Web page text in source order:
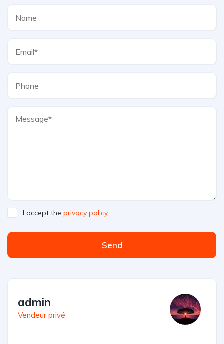
I accept the privacy policy
Send
admin
Vendeur privé